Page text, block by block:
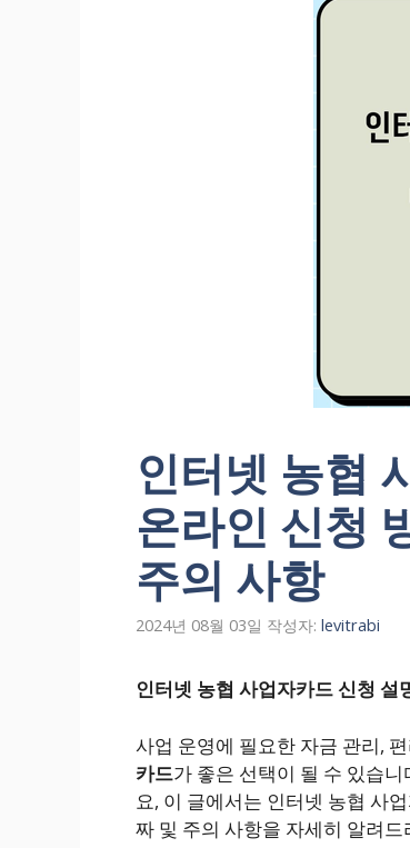
인터넷 농협
온라인 신청
주의 사항
2024년 08월 03일 작성자: levitrabi
인터넷 농협 사업자카드 신청 설
사업 운영에 필요한 자금 관리,
카드가 좋은 선택이 될 수 있습
요, 이 글에서는 인터넷 농협 사
짜 및 주의 사항을 자세히 알려드